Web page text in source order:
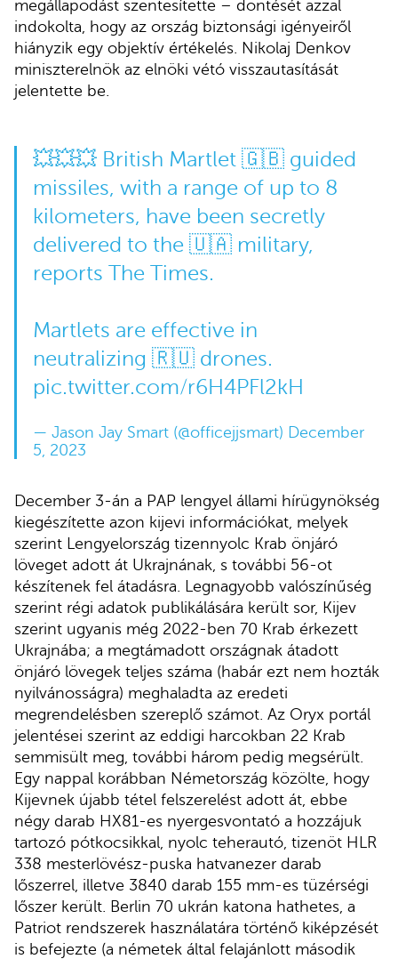
megállapodást szentesítette – döntését azzal
indokolta, hogy az ország biztonsági igényeiről
hiányzik egy objektív értékelés. Nikolaj Denkov
miniszterelnök az elnöki vétó visszautasítását
jelentette be.
💥💥💥 British Martlet 🇬🇧 guided
missiles, with a range of up to 8
kilometers, have been secretly
delivered to the 🇺🇦 military,
reports The Times.
Martlets are effective in
neutralizing 🇷🇺 drones.
pic.twitter.com/r6H4PFl2kH
— Jason Jay Smart (@officejjsmart) December
5, 2023
December 3-án a PAP lengyel állami hírügynökség
kiegészítette azon kijevi információkat, melyek
szerint Lengyelország tizennyolc Krab önjáró
löveget adott át Ukrajnának, s további 56-ot
készítenek fel átadásra. Legnagyobb valószínűség
szerint régi adatok publikálására került sor, Kijev
szerint ugyanis még 2022-ben 70 Krab érkezett
Ukrajnába; a megtámadott országnak átadott
önjáró lövegek teljes száma (habár ezt nem hozták
nyilvánosságra) meghaladta az eredeti
megrendelésben szereplő számot. Az Oryx portál
jelentései szerint az eddigi harcokban 22 Krab
semmisült meg, további három pedig megsérült.
Egy nappal korábban Németország közölte, hogy
Kijevnek újabb tétel felszerelést adott át, ebbe
négy darab HX81-es nyergesvontató a hozzájuk
tartozó pótkocsikkal, nyolc teherautó, tizenöt HLR
338 mesterlövész-puska hatvanezer darab
lőszerrel, illetve 3840 darab 155 mm-es tüzérségi
lőszer került. Berlin 70 ukrán katona hathetes, a
Patriot rendszerek használatára történő kiképzését
is befejezte (a németek által felajánlott második